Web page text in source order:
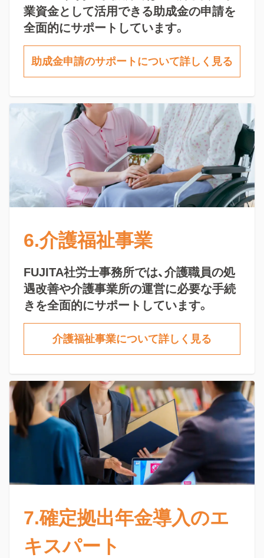
業資金として活用できる助成金の申請を
全面的にサポートしています。
助成金申請のサポートについて詳しく見る
6.介護福祉事業
FUJITA社労士事務所では、介護職員の処
遇改善や介護事業所の運営に必要な手続
きを全面的にサポートしています。
介護福祉事業について詳しく見る
7.確定拠出年金導入のエ
キスパート